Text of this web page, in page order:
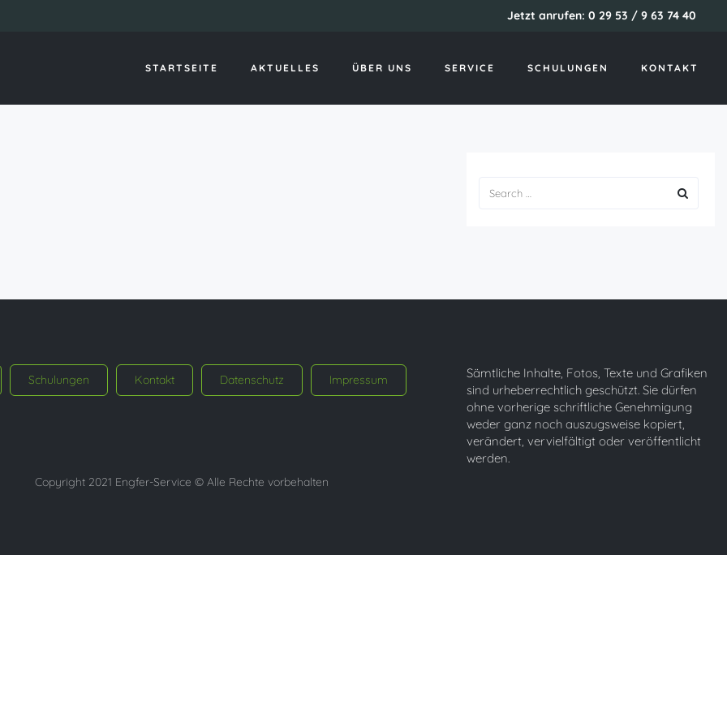
Jetzt anrufen: 0 29 53 / 9 63 74 40
STARTSEITE AKTUELLES ÜBER UNS SERVICE SCHULUNGEN KONTAKT
Schulungen Kontakt Datenschutz Impressum
Sämtliche Inhalte, Fotos, Texte und Grafiken
sind urheberrechtlich geschützt. Sie dürfen
ohne vorherige schriftliche Genehmigung
weder ganz noch auszugsweise kopiert,
verändert, vervielfältigt oder veröffentlicht
werden.
Copyright 2021 Engfer-Service © Alle Rechte vorbehalten